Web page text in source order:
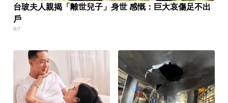
台玻夫人親揭「離世兒子」身世 感慨：巨大哀傷足不出
戶
8/7